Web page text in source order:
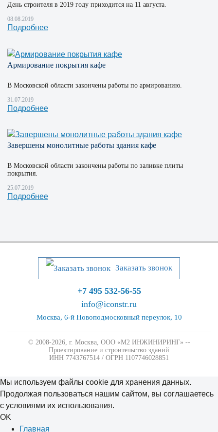
День строителя в 2019 году приходится на 11 августа.
08.08.2019
Подробнее
Армирование покрытия кафе
В Московской области закончены работы по армированию.
31.07.2019
Подробнее
Завершены монолитные работы здания кафе
В Московской области закончены работы по заливке плиты
покрытия.
25.07.2019
Подробнее
Заказать звонок
+7 495 532-56-55
info@iconstr.ru
Москва, 6-й Новоподмосковный переулок, 10
© 2008-2026, г. Москва, ООО «М2 ИНЖИНИРИНГ» --
Проектирование и строительство зданий
ИНН 7743767514 / ОГРН 1107746028851
Мы используем файлы cookie для хранения данных.
Продолжая пользоваться нашим сайтом, вы соглашаетесь
с условиями их использования.
OK
Главная